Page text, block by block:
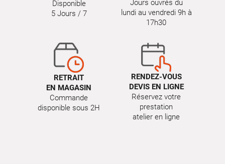
Disponible
5 Jours / 7
Jours ouvrés du
lundi au vendredi 9h à
17h30
RETRAIT
EN MAGASIN
Commande
disponible sous 2H
RENDEZ-VOUS
DEVIS EN LIGNE
Réservez votre
prestation
atelier en ligne